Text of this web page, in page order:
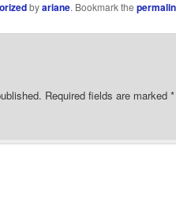
byariane. Bookmark the
Required fields are marked *